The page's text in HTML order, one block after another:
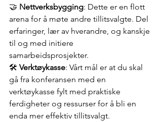
🤝 Nettverksbygging: Dette er en flott
arena for å møte andre tillitsvalgte. Del
erfaringer, lær av hverandre, og kanskje
til og med initiere
samarbeidsprosjekter.
🛠️ Verktøykasse: Vårt mål er at du skal
gå fra konferansen med en
verktøykasse fylt med praktiske
ferdigheter og ressurser for å bli en
enda mer effektiv tillitsvalgt.